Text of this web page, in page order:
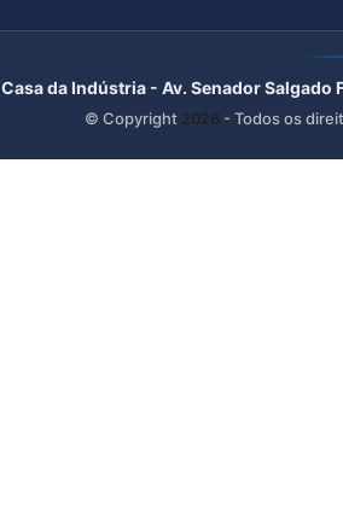
Casa da Indústria - Av. Senador
© Copyright 2026 - Todos os